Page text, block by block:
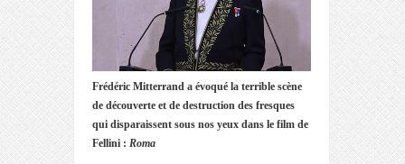
Frédéric Mitterrand a évoqué la terrible scène
de découverte et de destruction des fresques
qui disparaissent sous nos yeux dans le film de
Fellini : Roma